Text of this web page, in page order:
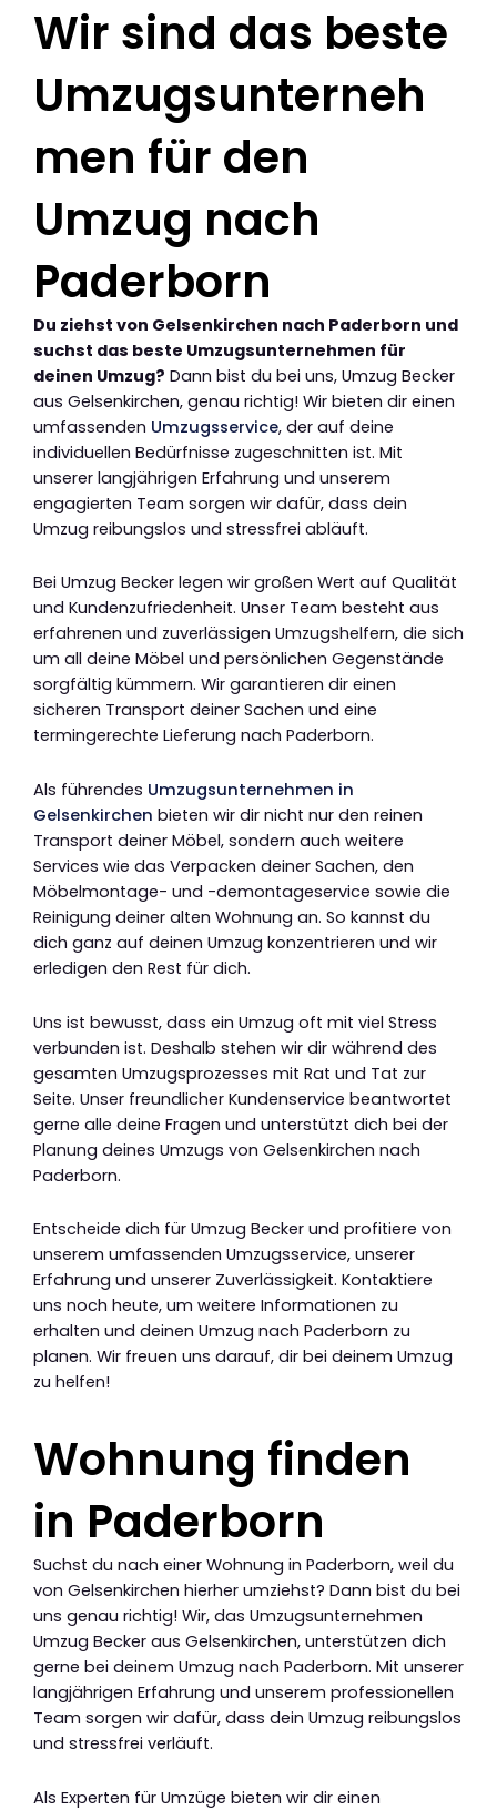
Wir sind das beste
Umzugsunterneh
men für den
Umzug nach
Paderborn
Du ziehst von Gelsenkirchen nach Paderborn und
suchst das beste Umzugsunternehmen für
deinen Umzug? Dann bist du bei uns, Umzug Becker
aus Gelsenkirchen, genau richtig! Wir bieten dir einen
umfassenden Umzugsservice, der auf deine
individuellen Bedürfnisse zugeschnitten ist. Mit
unserer langjährigen Erfahrung und unserem
engagierten Team sorgen wir dafür, dass dein
Umzug reibungslos und stressfrei abläuft.
Bei Umzug Becker legen wir großen Wert auf Qualität
und Kundenzufriedenheit. Unser Team besteht aus
erfahrenen und zuverlässigen Umzugshelfern, die sich
um all deine Möbel und persönlichen Gegenstände
sorgfältig kümmern. Wir garantieren dir einen
sicheren Transport deiner Sachen und eine
termingerechte Lieferung nach Paderborn.
Als führendes Umzugsunternehmen in
Gelsenkirchen bieten wir dir nicht nur den reinen
Transport deiner Möbel, sondern auch weitere
Services wie das Verpacken deiner Sachen, den
Möbelmontage- und -demontageservice sowie die
Reinigung deiner alten Wohnung an. So kannst du
dich ganz auf deinen Umzug konzentrieren und wir
erledigen den Rest für dich.
Uns ist bewusst, dass ein Umzug oft mit viel Stress
verbunden ist. Deshalb stehen wir dir während des
gesamten Umzugsprozesses mit Rat und Tat zur
Seite. Unser freundlicher Kundenservice beantwortet
gerne alle deine Fragen und unterstützt dich bei der
Planung deines Umzugs von Gelsenkirchen nach
Paderborn.
Entscheide dich für Umzug Becker und profitiere von
unserem umfassenden Umzugsservice, unserer
Erfahrung und unserer Zuverlässigkeit. Kontaktiere
uns noch heute, um weitere Informationen zu
erhalten und deinen Umzug nach Paderborn zu
planen. Wir freuen uns darauf, dir bei deinem Umzug
zu helfen!
Wohnung finden
in Paderborn
Suchst du nach einer Wohnung in Paderborn, weil du
von Gelsenkirchen hierher umziehst? Dann bist du bei
uns genau richtig! Wir, das Umzugsunternehmen
Umzug Becker aus Gelsenkirchen, unterstützen dich
gerne bei deinem Umzug nach Paderborn. Mit unserer
langjährigen Erfahrung und unserem professionellen
Team sorgen wir dafür, dass dein Umzug reibungslos
und stressfrei verläuft.
Als Experten für Umzüge bieten wir dir einen